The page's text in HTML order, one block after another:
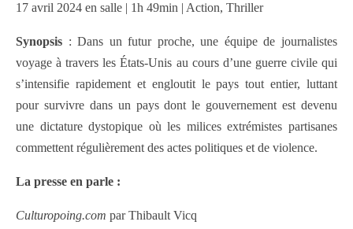
17 avril 2024 en salle | 1h 49min | Action, Thriller
Synopsis : Dans un futur proche, une équipe de journalistes
voyage à travers les États-Unis au cours d’une guerre civile qui
s’intensifie rapidement et engloutit le pays tout entier, luttant
pour survivre dans un pays dont le gouvernement est devenu
une dictature dystopique où les milices extrémistes partisanes
commettent régulièrement des actes politiques et de violence.
La presse en parle :
Culturopoing.com par Thibault Vicq